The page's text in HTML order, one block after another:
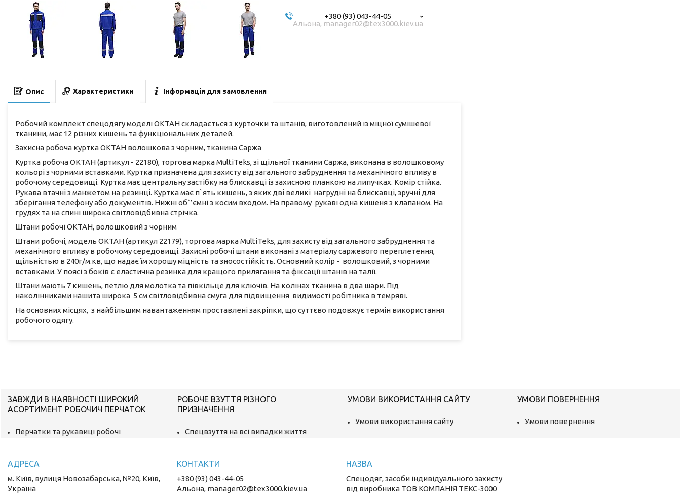
+380 (93) 043-44-05
Альона, manager02@tex3000.kiev.ua
Опис Характеристики Інформація для замовлення
Робочий комплект спецодягу моделі ОКТАН складається з курточки та штанів, виготовлений із міцної сумішевої
тканини, має 12 різних кишень та функціональних деталей.
Захисна робоча куртка ОКТАН волошкова з чорним, тканина Саржа
Куртка робоча ОКТАН (артикул - 22180), торгова марка MultiTeks, зі щільної тканини Саржа, виконана в волошковому
кольорі з чорними вставками. Куртка призначена для захисту від загального забруднення та механічного впливу в
робочому середовищі. Куртка має центральну застібку на блискавці із захисною планкою на липучках. Комір стійка.
Рукава втачні з манжетом на резинці. Куртка має п`ять кишень, з яких дві великі нагрудні на блискавці, зручні для
зберігання телефону або документів. Нижні об`’ємні з косим входом. На правому рукаві одна кишеня з клапаном. На
грудях та на спині широка світловідбивна стрічка.
Штани робочі ОКТАН, волошковий з чорним
Штани робочі, модель ОКТАН (артикул 22179), торгова марка MultiTeks, для захисту від загального забруднення та
механічного впливу в робочому середовищі. Захисні робочі штани виконані з матеріалу саржевого переплетення,
щільністью в 240г/м.кв, що надає їм хорошу міцність та зносостійкість. Основний колір - волошковий, з чорними
вставками. У поясі з боків є еластична резинка для кращого прилягання та фіксації штанів на талії.
Штани мають 7 кишень, петлю для молотка та півкільце для ключів. На колінах тканина в два шари. Під
наколінниками нашита широка 5 см світловідбивна смуга для підвищення видимості робітника в темряві.
На основних місцях, з найбільшим навантаженням проставлені закріпки, що суттєво подовжує термін використання
робочого одягу.
ЗАВЖДИ В НАЯВНОСТІ ШИРОКИЙ
АСОРТИМЕНТ РОБОЧИЧ ПЕРЧАТОК
Перчатки та рукавиці робочі
РОБОЧЕ ВЗУТТЯ РІЗНОГО
ПРИЗНАЧЕННЯ
Спецвзуття на всі випадки життя
УМОВИ ВИКОРИСТАННЯ САЙТУ
Умови використання сайту
УМОВИ ПОВЕРНЕННЯ
Умови повернення
м. Київ, вулиця Новозабарська, №20, Київ,
Україна
+380 (93) 043-44-05
Альона, manager02@tex3000.kiev.ua
Спецодяг, засоби індивідуального захисту
від виробника ТОВ КОМПАНІЯ ТЕКС-3000